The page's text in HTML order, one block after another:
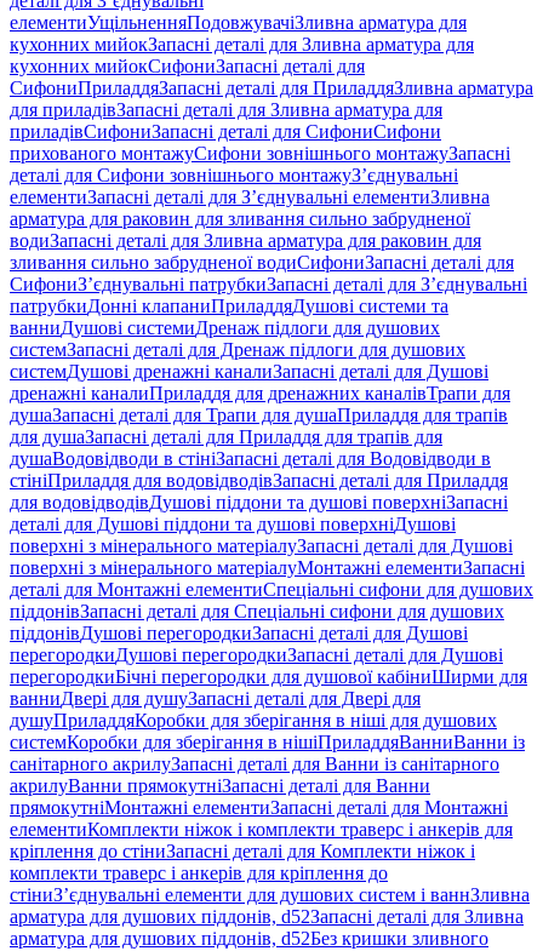
елементиУщільненняПодовжувачіЗливна арматура для
кухонних мийокЗапасні деталі для Зливна арматура для
кухонних мийокСифониЗапасні деталі для
СифониПриладдяЗапасні деталі для ПриладдяЗливна арматура
для приладівЗапасні деталі для Зливна арматура для
приладівСифониЗапасні деталі для СифониСифони
прихованого монтажуСифони зовнішнього монтажуЗапасні
деталі для Сифони зовнішнього монтажуЗ’єднувальні
елементиЗапасні деталі для З’єднувальні елементиЗливна
арматура для раковин для зливання сильно забрудненої
водиЗапасні деталі для Зливна арматура для раковин для
зливання сильно забрудненої водиСифониЗапасні деталі для
СифониЗ’єднувальні патрубкиЗапасні деталі для З’єднувальні
патрубкиДонні клапаниПриладдяДушові системи та
ванниДушові системиДренаж підлоги для душових
системЗапасні деталі для Дренаж підлоги для душових
системДушові дренажні каналиЗапасні деталі для Душові
дренажні каналиПриладдя для дренажних каналівТрапи для
душаЗапасні деталі для Трапи для душаПриладдя для трапів
для душаЗапасні деталі для Приладдя для трапів для
душаВодовідводи в стініЗапасні деталі для Водовідводи в
стініПриладдя для водовідводівЗапасні деталі для Приладдя
для водовідводівДушові піддони та душові поверхніЗапасні
деталі для Душові піддони та душові поверхніДушові
поверхні з мінерального матеріалуЗапасні деталі для Душові
поверхні з мінерального матеріалуМонтажні елементиЗапасні
деталі для Монтажні елементиСпеціальні сифони для душових
піддонівЗапасні деталі для Спеціальні сифони для душових
піддонівДушові перегородкиЗапасні деталі для Душові
перегородкиДушові перегородкиЗапасні деталі для Душові
перегородкиБічні перегородки для душової кабіниШирми для
ванниДвері для душуЗапасні деталі для Двері для
душуПриладдяКоробки для зберігання в ніші для душових
системКоробки для зберігання в нішіПриладдяВанниВанни із
санітарного акрилуЗапасні деталі для Ванни із санітарного
акрилуВанни прямокутніЗапасні деталі для Ванни
прямокутніМонтажні елементиЗапасні деталі для Монтажні
елементиКомплекти ніжок і комплекти траверс і анкерів для
кріплення до стіниЗапасні деталі для Комплекти ніжок і
комплекти траверс і анкерів для кріплення до
стіниЗ’єднувальні елементи для душових систем і ваннЗливна
арматура для душових піддонів, d52Запасні деталі для Зливна
арматура для душових піддонів, d52Без кришки зливного